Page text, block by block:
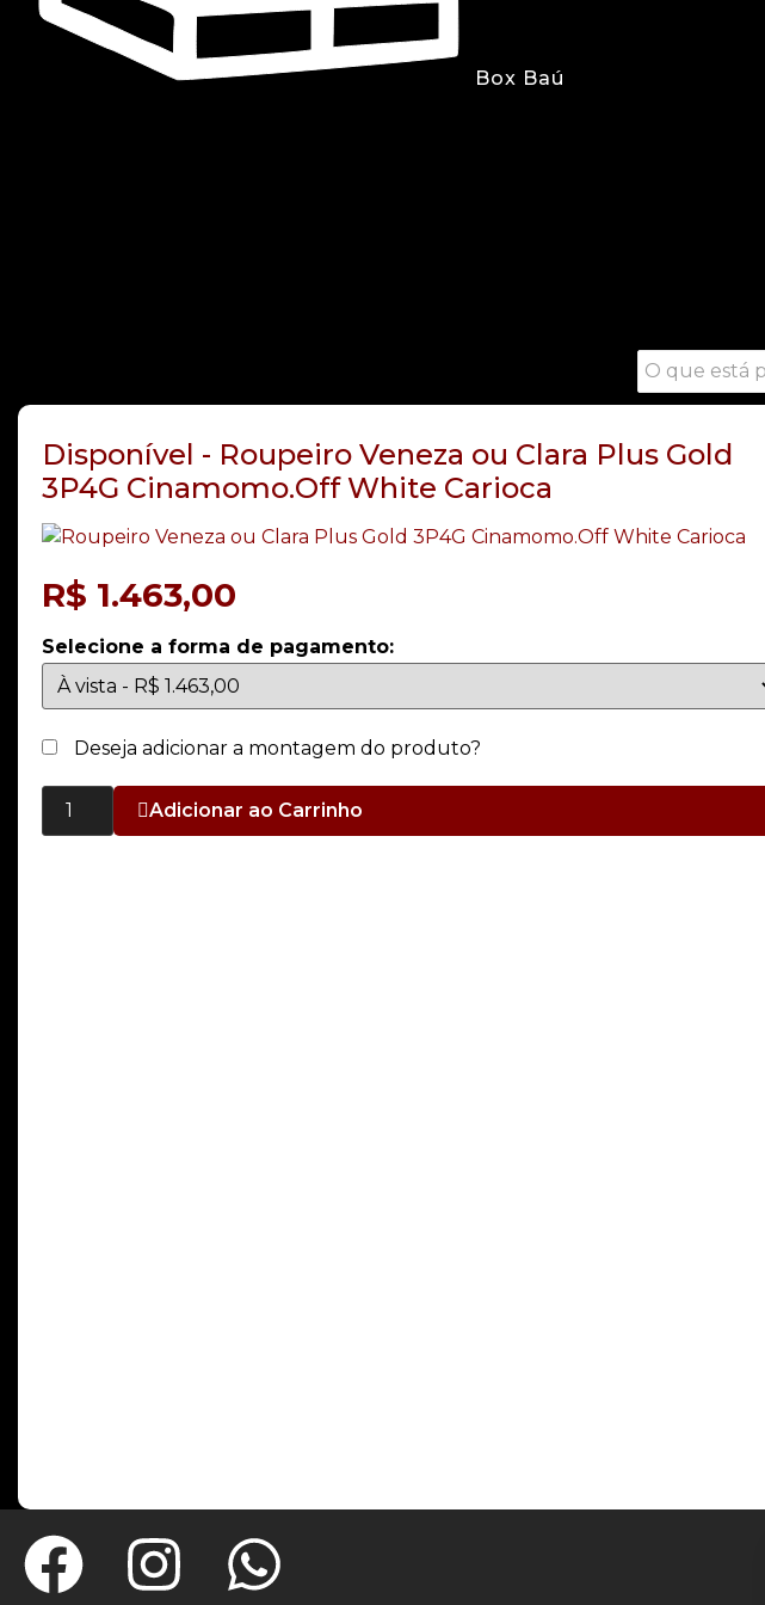
Box Baú
Disponível - Roupeiro Veneza ou Clara Plus Gold
3P4G Cinamomo.Off White Carioca
R$ 1.463,00
Selecione a forma de pagamento:
Deseja adicionar a montagem do produto?
Adicionar ao Carrinho